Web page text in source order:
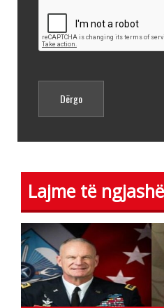
Lajme të